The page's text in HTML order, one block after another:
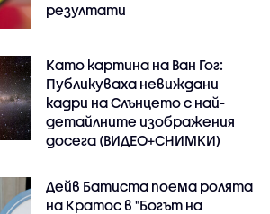
резултати
Като картина на Ван Гог:
Публикуваха невиждани
кадри на Слънцето с най-
детайлните изображения
досега (ВИДЕО+СНИМКИ)
Дейв Батиста поема ролята
на Кратос в "Богът на